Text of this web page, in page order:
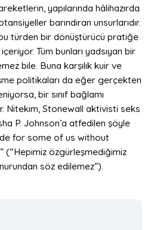
yapılarında hâlihazırda
barındıran unsurlarıdır.
türden bir dönüştürücü pratiğe
Tüm bunları yadsıyan bir
bile. Buna karşılık kuir ve
politikaları da eğer gerçekten
bir sınıf bağlamı
Nitekim, Stonewall aktivisti seks
P. Johnson’a atfedilen şöyle
for some of us without
(“Hepimiz özgürleşmediğimiz
söz edilemez”).